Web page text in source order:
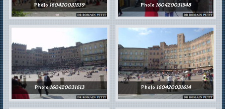
Photo160420031539 Photo 160420031548
Photo160420031613 Photo 160420031614